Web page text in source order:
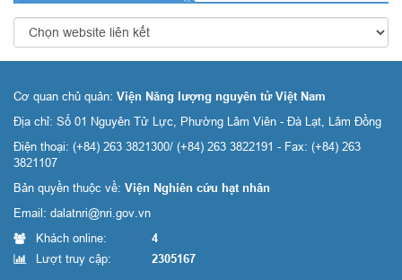
Cơ quan chủ quản: Viện Năng lượng nguyên tử Việt Nam
Địa chỉ: Số 01 Nguyên Tử Lực, Phường Lâm Viên - Đà Lạt, Lâm Đồng
Điện thoại: (+84) 263 3821300/ (+84) 263 3822191 - Fax: (+84) 263
3821107
Bản quyền thuộc về: Viện Nghiên cứu hạt nhân
Email: dalatnri@nri.gov.vn
Khách online:
4
Lượt truy cập:
2305167